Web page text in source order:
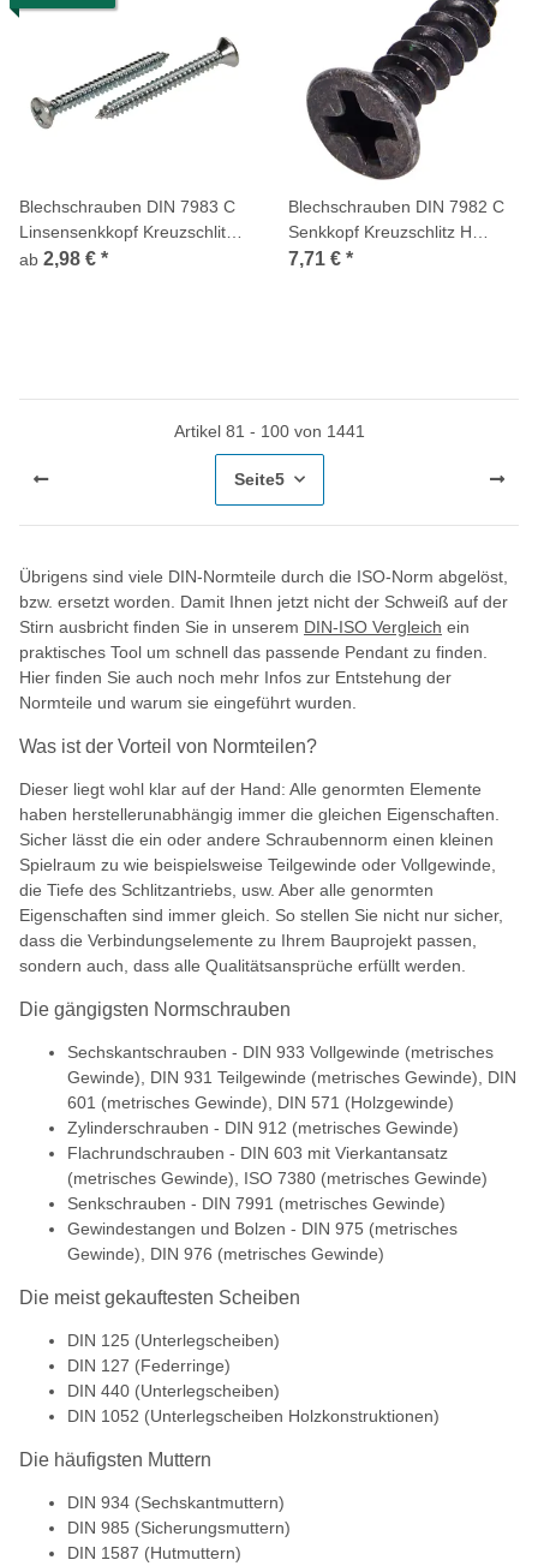
Blechschrauben DIN 7983 C
Linsensenkkopf Kreuzschlitz
H verzinkt
ab 2,98 € *
Blechschrauben DIN 7982 C
Senkkopf Kreuzschlitz H
schwarz verzinkt
7,71 € *
Artikel 81 - 100 von 1441
Seite5
Übrigens sind viele DIN-Normteile durch die ISO-Norm abgelöst,
bzw. ersetzt worden. Damit Ihnen jetzt nicht der Schweiß auf der
Stirn ausbricht finden Sie in unserem DIN-ISO Vergleich ein
praktisches Tool um schnell das passende Pendant zu finden.
Hier finden Sie auch noch mehr Infos zur Entstehung der
Normteile und warum sie eingeführt wurden.
Was ist der Vorteil von Normteilen?
Dieser liegt wohl klar auf der Hand: Alle genormten Elemente
haben herstellerunabhängig immer die gleichen Eigenschaften.
Sicher lässt die ein oder andere Schraubennorm einen kleinen
Spielraum zu wie beispielsweise Teilgewinde oder Vollgewinde,
die Tiefe des Schlitzantriebs, usw. Aber alle genormten
Eigenschaften sind immer gleich. So stellen Sie nicht nur sicher,
dass die Verbindungselemente zu Ihrem Bauprojekt passen,
sondern auch, dass alle Qualitätsansprüche erfüllt werden.
Die gängigsten Normschrauben
Sechskantschrauben - DIN 933 Vollgewinde (metrisches
Gewinde), DIN 931 Teilgewinde (metrisches Gewinde), DIN
601 (metrisches Gewinde), DIN 571 (Holzgewinde)
Zylinderschrauben - DIN 912 (metrisches Gewinde)
Flachrundschrauben - DIN 603 mit Vierkantansatz
(metrisches Gewinde), ISO 7380 (metrisches Gewinde)
Senkschrauben - DIN 7991 (metrisches Gewinde)
Gewindestangen und Bolzen - DIN 975 (metrisches
Gewinde), DIN 976 (metrisches Gewinde)
Die meist gekauftesten Scheiben
DIN 125 (Unterlegscheiben)
DIN 127 (Federringe)
DIN 440 (Unterlegscheiben)
DIN 1052 (Unterlegscheiben Holzkonstruktionen)
Die häufigsten Muttern
DIN 934 (Sechskantmuttern)
DIN 985 (Sicherungsmuttern)
DIN 1587 (Hutmuttern)